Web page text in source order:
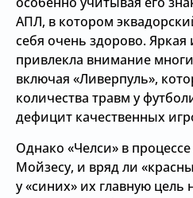
АПЛ, в котором
себя очень здорово. Яркая
привлекла внимание
включая «Ливерпуль»,
количества травм у
дефицит качественных
Однако «Челси» в
Мойзесу, и вряд ли
у «синих» их главную цель